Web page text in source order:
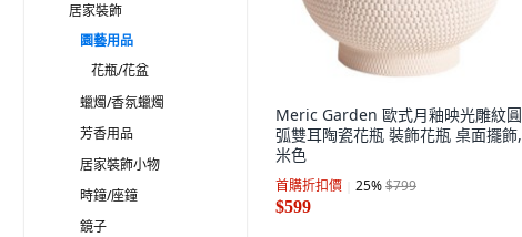
居家裝飾
園藝用品
花瓶/花盆
蠟燭/香氛蠟燭
芳香用品
居家裝飾小物
時鐘/座鐘
鏡子
Meric Garden 歐式月釉映光雕紋圓
弧雙耳陶瓷花瓶 裝飾花瓶 桌面擺飾,
米色
首購折扣價 25%$799
$599